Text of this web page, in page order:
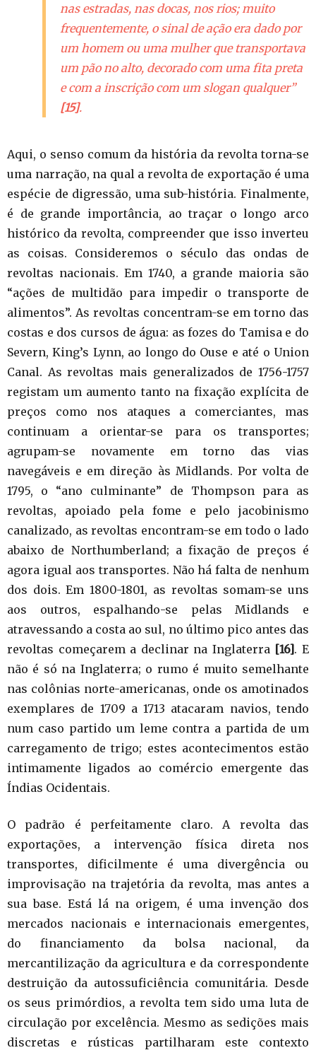
nas estradas, nas docas, nos rios; muito
frequentemente, o sinal de ação era dado por
um homem ou uma mulher que transportava
um pão no alto, decorado com uma fita preta
e com a inscrição com um slogan qualquer”
[15].
Aqui, o senso comum da história da revolta torna-se
uma narração, na qual a revolta de exportação é uma
espécie de digressão, uma sub-história. Finalmente,
é de grande importância, ao traçar o longo arco
histórico da revolta, compreender que isso inverteu
as coisas. Consideremos o século das ondas de
revoltas nacionais. Em 1740, a grande maioria são
“ações de multidão para impedir o transporte de
alimentos”. As revoltas concentram-se em torno das
costas e dos cursos de água: as fozes do Tamisa e do
Severn, King’s Lynn, ao longo do Ouse e até o Union
Canal. As revoltas mais generalizados de 1756-1757
registam um aumento tanto na fixação explícita de
preços como nos ataques a comerciantes, mas
continuam a orientar-se para os transportes;
agrupam-se novamente em torno das vias
navegáveis e em direção às Midlands. Por volta de
1795, o “ano culminante” de Thompson para as
revoltas, apoiado pela fome e pelo jacobinismo
canalizado, as revoltas encontram-se em todo o lado
abaixo de Northumberland; a fixação de preços é
agora igual aos transportes. Não há falta de nenhum
dos dois. Em 1800-1801, as revoltas somam-se uns
aos outros, espalhando-se pelas Midlands e
atravessando a costa ao sul, no último pico antes das
revoltas começarem a declinar na Inglaterra [16]. E
não é só na Inglaterra; o rumo é muito semelhante
nas colônias norte-americanas, onde os amotinados
exemplares de 1709 a 1713 atacaram navios, tendo
num caso partido um leme contra a partida de um
carregamento de trigo; estes acontecimentos estão
intimamente ligados ao comércio emergente das
Índias Ocidentais.
O padrão é perfeitamente claro. A revolta das
exportações, a intervenção física direta nos
transportes, dificilmente é uma divergência ou
improvisação na trajetória da revolta, mas antes a
sua base. Está lá na origem, é uma invenção dos
mercados nacionais e internacionais emergentes,
do financiamento da bolsa nacional, da
mercantilização da agricultura e da correspondente
destruição da autossuficiência comunitária. Desde
os seus primórdios, a revolta tem sido uma luta de
circulação por excelência. Mesmo as sedições mais
discretas e rústicas partilharam este contexto